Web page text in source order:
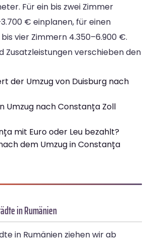
Für ein bis zwei Zimmer
€ einplanen, für einen
vier Zimmern 4.350–6.900 €.
Zusatzleistungen verschieben den
der Umzug von Duisburg nach
Umzug nach Constanța Zoll
mit Euro oder Leu bezahlt?
dem Umzug in Constanța
in Rumänien
in Rumänien ziehen wir ab